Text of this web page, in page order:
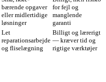
bærende opgaver
eller midlertidige
løsninger
for fejl og
manglende
garanti
Let
reparationsarbejde
og fliselægning
Billigt og lærerigt
— kræver tid og
rigtige værktøjer